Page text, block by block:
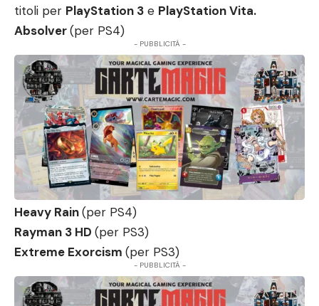
titoli per PlayStation 3 e PlayStation Vita.
Absolver(per PS4)
- PUBBLICITÀ -
Heavy Rain(per PS4)
Rayman 3 HD (per PS3)
Extreme Exorcism (per PS3)
- PUBBLICITÀ -